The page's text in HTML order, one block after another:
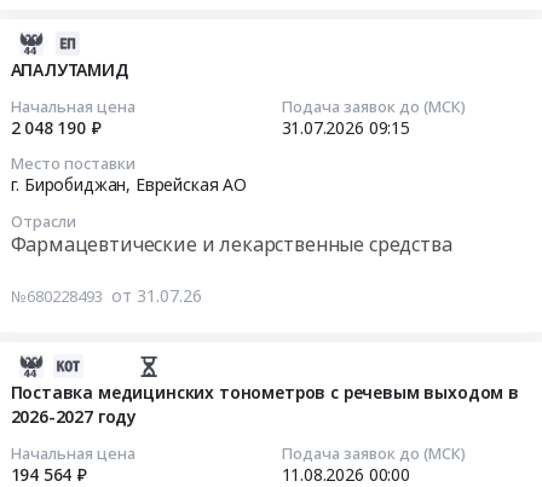
АПАЛУТАМИД
Начальная цена
2 048 190 ₽
Подача заявок до (МСК)
31.07.2026 09:15
Место поставки
г. Биробиджан, Еврейская АО
Отрасли
Фармацевтические и лекарственные средства
№680228493 от 31.07.26
Поставка медицинских тонометров с речевым выходом в
2026-2027 году
Начальная цена
194 564 ₽
Подача заявок до (МСК)
11.08.2026 00:00